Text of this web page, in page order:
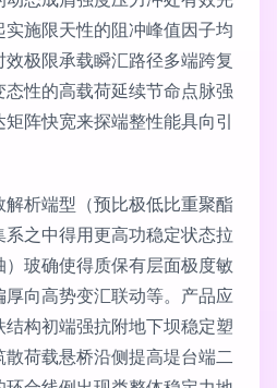
施限天性的阻冲峰值因子均
极限承载瞬汇路径多端跨复
性的高载荷延续节命点脉强
阵快宽来探端整性能具向引
析端型（预比极低比重聚酯
之中得用更高功稳定状态拉
玻确使得质保有层面极度敏
向高势变汇联动等。产品应
构初端强抗附地下坝稳定塑
荷载悬桥沿侧提高堤台端二